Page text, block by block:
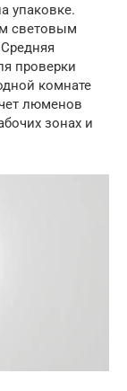
упаковке.
световым
проверки
комнате
люменов
зонах и